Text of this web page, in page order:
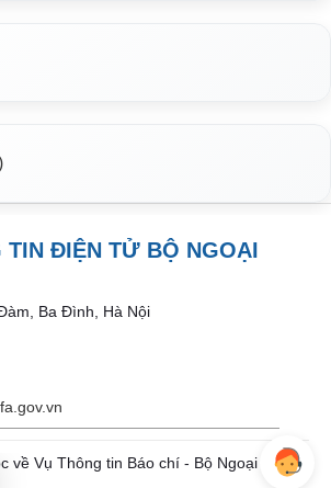
TIN ĐIỆN TỬ BỘ NGOẠI
Ba Đình, Hà Nội
về Vụ Thông tin Báo chí - Bộ Ngoại Giao